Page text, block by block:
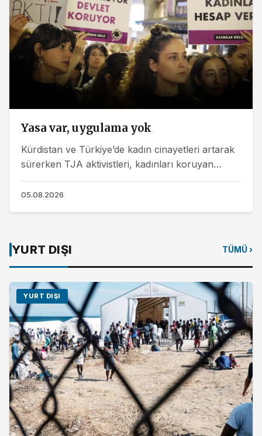
Yasa var, uygulama yok
Kürdistan ve Türkiye’de kadın cinayetleri artarak
sürerken TJA aktivistleri, kadınları koruyan
yasaların var olduğunu ancak uygulamada
etkisiz...
05.08.2026
YURT DIŞI TÜMÜ ›
YURT DIŞI